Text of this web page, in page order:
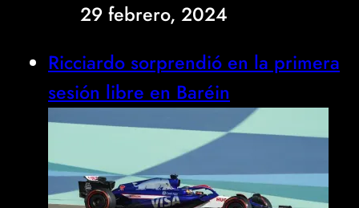
29 febrero, 2024
Ricciardo sorprendió en la primera
sesión libre en Baréin